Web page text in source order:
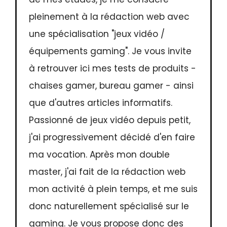
pleinement à la rédaction web avec
une spécialisation "jeux vidéo /
équipements gaming". Je vous invite
à retrouver ici mes tests de produits -
chaises gamer, bureau gamer - ainsi
que d'autres articles informatifs.
Passionné de jeux vidéo depuis petit,
j'ai progressivement décidé d'en faire
ma vocation. Après mon double
master, j'ai fait de la rédaction web
mon activité à plein temps, et me suis
donc naturellement spécialisé sur le
gaming. Je vous propose donc des